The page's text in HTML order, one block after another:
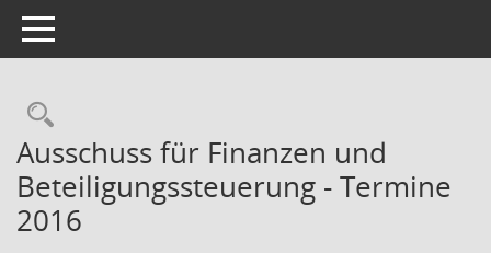
Toggle navigation
Rechercheauswahl
Ausschuss für Finanzen und
Beteiligungssteuerung - Termine
2016